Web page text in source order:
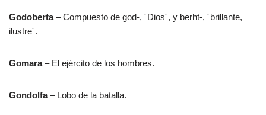
Godoberta– Compuesto de god-, ´Dios´, y berht-, ´brillante,
ilustre´.
Gomara– El ejército de los hombres.
Gondolfa– Lobo de la batalla.